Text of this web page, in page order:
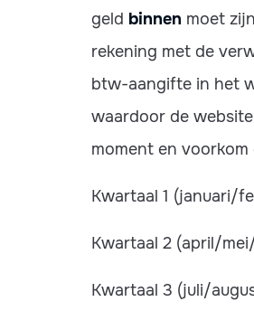
geld binnen moet
rekening met de
btw-aangifte in het
waardoor de
moment en
Kwartaal 1 (januari/
Kwartaal 2 (april/
Kwartaal 3 (juli/